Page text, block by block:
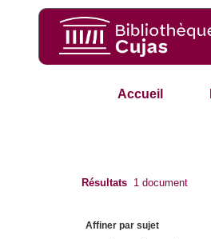
Accueil
Résultats 1 document
Affiner par sujet